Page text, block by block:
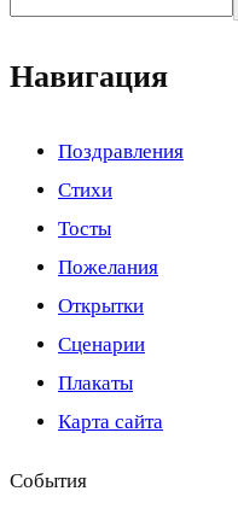
Навигация
Поздравления
Стихи
Тосты
Пожелания
Открытки
Сценарии
Плакаты
Карта сайта
События